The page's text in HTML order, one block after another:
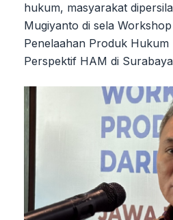
hukum, masyarakat
Mugiyanto di sela
Penelaahan Produk
Perspektif HAM di